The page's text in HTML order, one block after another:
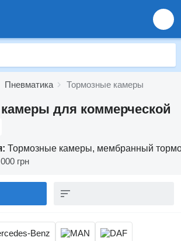
Пневматика Тормозные камеры
для коммерческой
Тормозные камеры, мембранный
грн